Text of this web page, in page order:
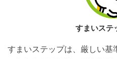
すまいステ
すまいステップは、厳しい基